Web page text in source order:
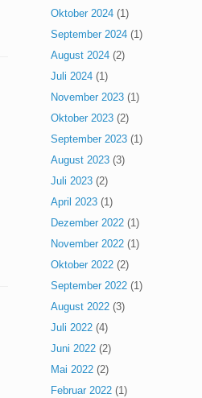
Oktober 2024 (1)
September 2024 (1)
August 2024 (2)
Juli 2024 (1)
November 2023 (1)
Oktober 2023 (2)
September 2023 (1)
August 2023 (3)
Juli 2023 (2)
April 2023 (1)
Dezember 2022 (1)
November 2022 (1)
Oktober 2022 (2)
September 2022 (1)
August 2022 (3)
Juli 2022 (4)
Juni 2022 (2)
Mai 2022 (2)
Februar 2022 (1)